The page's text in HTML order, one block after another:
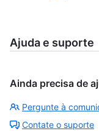
Ajuda e suporte
Ainda precisa de
Pergunte à
Contate o suporte